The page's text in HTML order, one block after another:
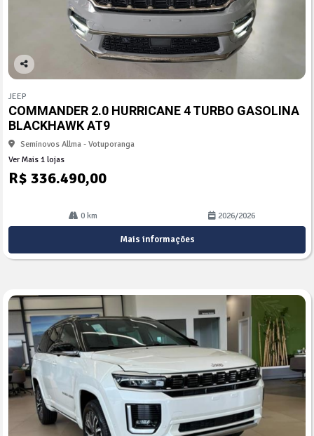
Co
arti
lhe
JEEP
COMMANDER 2.0 HURRICANE 4 TURBO GASOLINA
BLACKHAWK AT9
Seminovos Allma - Votuporanga
Ver Mais 1 lojas
R$ 336.490,00
0 km 2026/2026
Mais informações